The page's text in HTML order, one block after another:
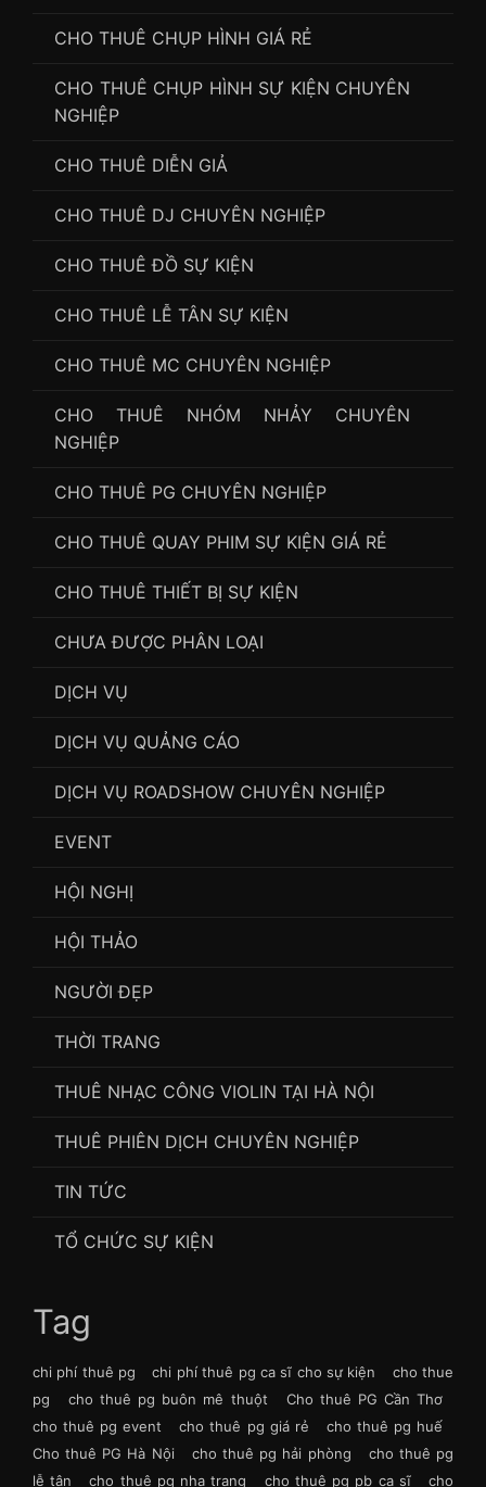
CHO THUÊ CHỤP HÌNH GIÁ RẺ
CHO THUÊ CHỤP HÌNH SỰ KIỆN CHUYÊN
NGHIỆP
CHO THUÊ DIỄN GIẢ
CHO THUÊ DJ CHUYÊN NGHIỆP
CHO THUÊ ĐỒ SỰ KIỆN
CHO THUÊ LỄ TÂN SỰ KIỆN
CHO THUÊ MC CHUYÊN NGHIỆP
CHO THUÊ NHÓM NHẢY CHUYÊN
NGHIỆP
CHO THUÊ PG CHUYÊN NGHIỆP
CHO THUÊ QUAY PHIM SỰ KIỆN GIÁ RẺ
CHO THUÊ THIẾT BỊ SỰ KIỆN
CHƯA ĐƯỢC PHÂN LOẠI
DỊCH VỤ
DỊCH VỤ QUẢNG CÁO
DỊCH VỤ ROADSHOW CHUYÊN NGHIỆP
EVENT
HỘI NGHỊ
HỘI THẢO
NGƯỜI ĐẸP
THỜI TRANG
THUÊ NHẠC CÔNG VIOLIN TẠI HÀ NỘI
THUÊ PHIÊN DỊCH CHUYÊN NGHIỆP
TIN TỨC
TỔ CHỨC SỰ KIỆN
Tag
chi phí thuê pg chi phí thuê pg ca sĩ cho sự kiện
cho thue
pg
cho thuê pg buôn mê thuột
Cho thuê PG Cần Thơ
cho thuê pg event
cho thuê pg giá rẻ
cho thuê pg huế
Cho thuê PG Hà Nội
cho thuê pg hải phòng
cho thuê pg
lễ tân
cho thuê pg nha trang cho thuê pg pb ca sĩ cho